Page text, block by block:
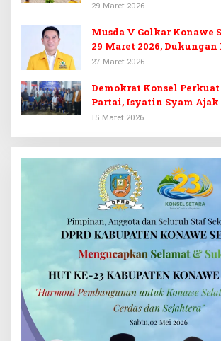
Golkar Konsel
29 Maret 2026
Musda V Golkar Konawe
29 Maret 2026,
untuk Irham Kalenggo
27 Maret 2026
Demokrat Konsel
Partai, Isyatin Syam Ajak
Kembalikan Kejayaan
15 Maret 2026